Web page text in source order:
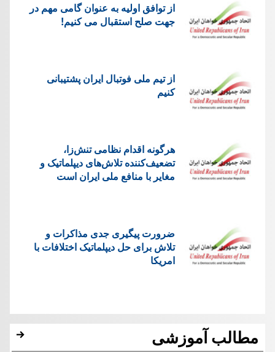
از توافق اولیه به عنوان گامی مهم در
جهت صلح استقبال می کنیم!
از تیم ملی فوتبال ایران پشتیبانی
کنیم
هرگونه اقدام نظامی تنش‌زا،
تضعیف‌کننده تلاش‌های دیپلماتیک و
مغایر با منافع ملی ایران است
ضرورت پیگیری جدی مذاکرات و
تلاش برای حل دیپلماتیک اختلافات با
امریکا
مطالب آموزشی